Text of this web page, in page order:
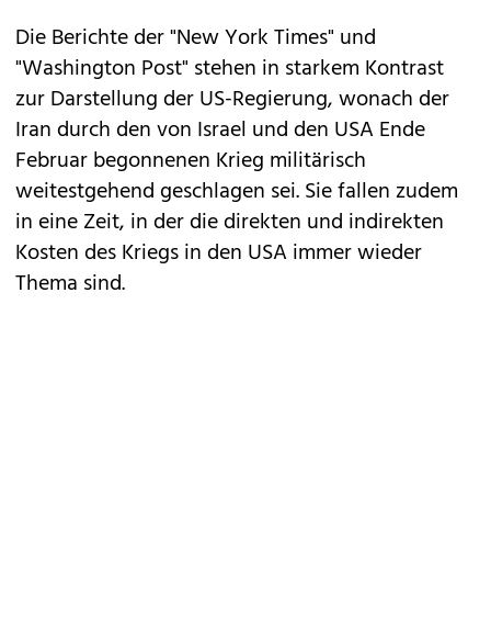
Die Berichte der "New York Times" und
"Washington Post" stehen in starkem Kontrast
zur Darstellung der US-Regierung, wonach der
Iran durch den von Israel und den USA Ende
Februar begonnenen Krieg militärisch
weitestgehend geschlagen sei. Sie fallen zudem
in eine Zeit, in der die direkten und indirekten
Kosten des Kriegs in den USA immer wieder
Thema sind.